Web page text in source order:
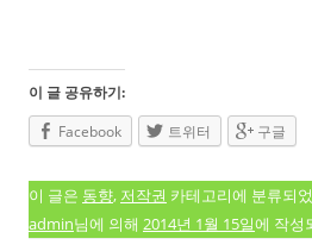
이 글 공유하기:
Facebook
트위터 구글
이 글은 동향, 저작권 카테고리에 분류되
admin님에 의해 2014년 1월 15일에 작성